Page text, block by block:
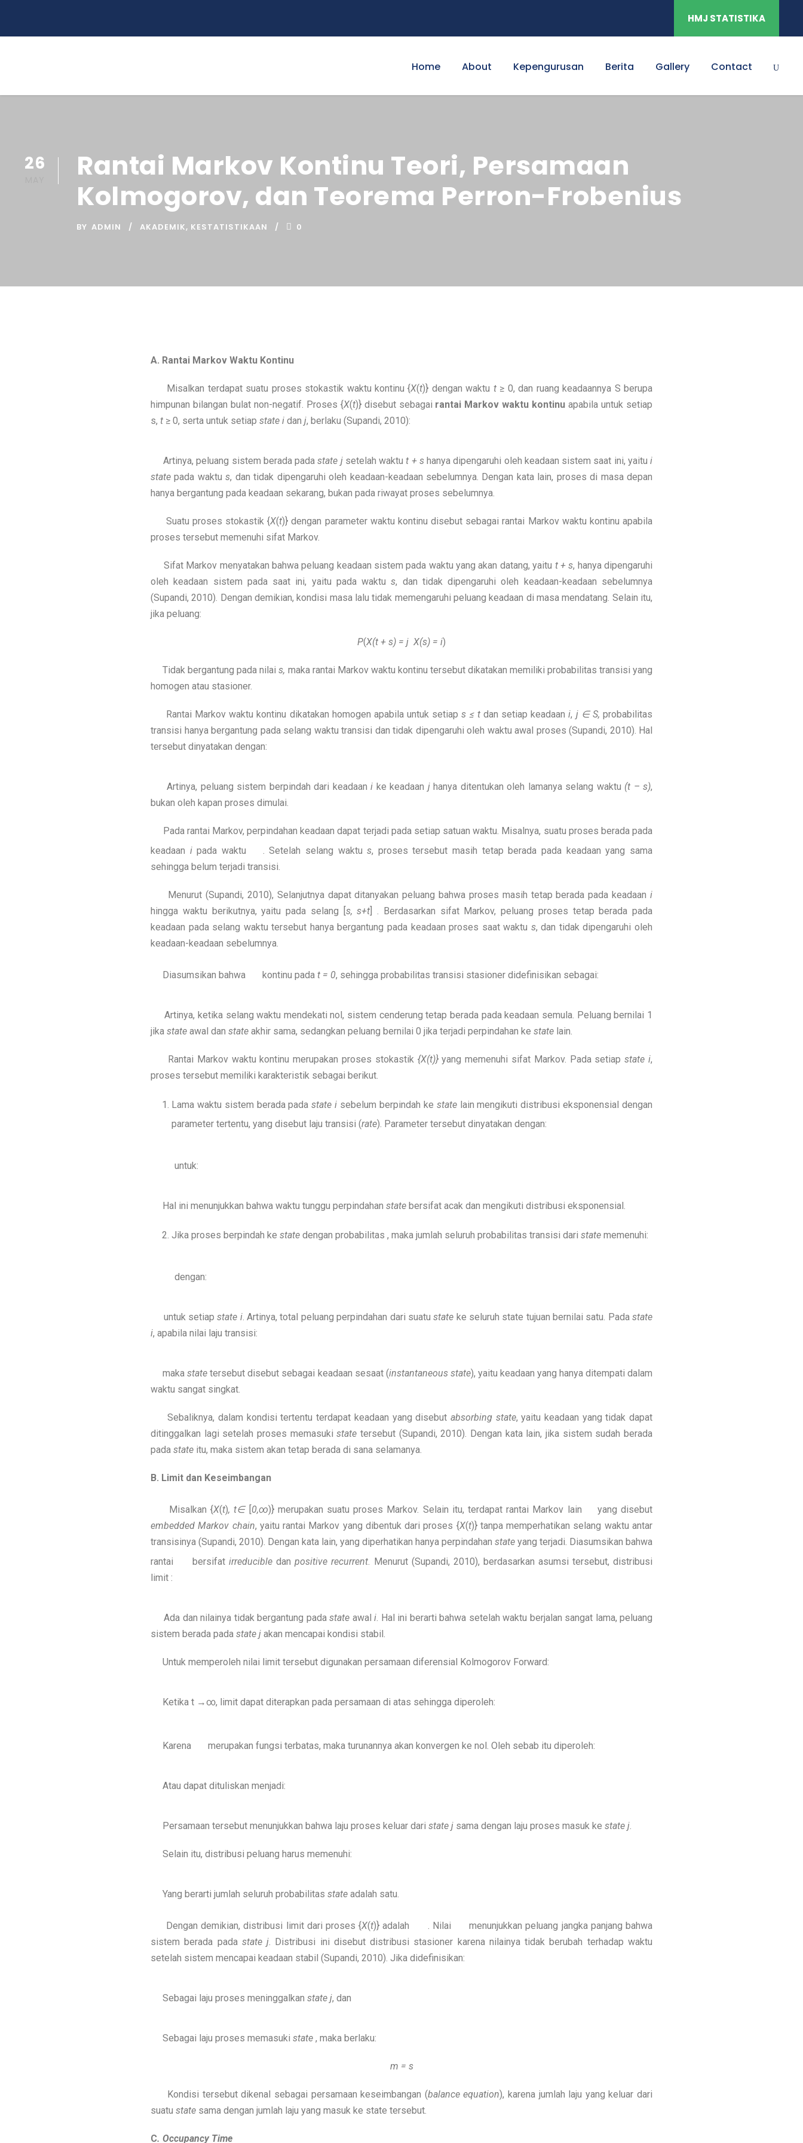
HMJ STATISTIKA
Home About Kepengurusan Berita Gallery Contact
26
Rantai Markov Kontinu Teori, Persamaan
Kolmogorov, dan Teorema Perron-Frobenius
BY ADMIN AKADEMIK, KESTATISTIKAAN 0
A. Rantai Markov Waktu Kontinu
Misalkan terdapat suatu proses stokastik waktu kontinu {X(t)} dengan waktu t≥ 0, dan ruang keadaannya S berupa
himpunan bilangan bulat non-negatif. Proses {X(t)} disebut sebagai rantai Markov waktu kontinu apabila untuk setiap
s, t ≥ 0, serta untuk setiap state i dan j, berlaku (Supandi, 2010):
Artinya, peluang sistem berada padastate jsetelah waktut + shanya dipengaruhi oleh keadaan sistem saat ini, yaitui
state pada waktus, dan tidak dipengaruhi oleh keadaan-keadaan sebelumnya. Dengan kata lain, proses di masa depan
hanya bergantung pada keadaan sekarang, bukan pada riwayat proses sebelumnya.
Suatu proses stokastik {X(t)} dengan parameter waktu kontinu disebut sebagai rantai Markov waktu kontinu apabila
proses tersebut memenuhi sifat Markov.
Sifat Markov menyatakan bahwa peluang keadaan sistem pada waktu yang akan datang, yaitu t + s, hanya dipengaruhi
oleh keadaan sistem pada saat ini, yaitu pada waktus, dan tidak dipengaruhi oleh keadaan-keadaan sebelumnya
(Supandi, 2010). Dengan demikian, kondisi masa lalu tidak memengaruhi peluang keadaan di masa mendatang. Selain itu,
jika peluang:
P(X(t + s) = j X(s) = i)
Tidak bergantung pada nilais, maka rantai Markov waktu kontinu tersebut dikatakan memiliki probabilitas transisi yang
homogen atau stasioner.
Rantai Markov waktu kontinu dikatakan homogen apabila untuk setiaps ≤ tdan setiap keadaani, j ∈ S,probabilitas
transisi hanya bergantung pada selang waktu transisi dan tidak dipengaruhi oleh waktu awal proses (Supandi, 2010). Hal
tersebut dinyatakan dengan:
Artinya, peluang sistem berpindah dari keadaani ke keadaan jhanya ditentukan oleh lamanya selang waktu (t – s),
bukan oleh kapan proses dimulai.
Pada rantai Markov, perpindahan keadaan dapat terjadi pada setiap satuan waktu. Misalnya, suatu proses berada pada
keadaan ipada waktu . Setelah selang waktus, proses tersebut masih tetap berada pada keadaan yang sama
sehingga belum terjadi transisi.
Menurut (Supandi, 2010), Selanjutnya dapat ditanyakan peluang bahwa proses masih tetap berada pada keadaan i
hingga waktu berikutnya, yaitu pada selang [ s, s+t ] . Berdasarkan sifat Markov, peluang proses tetap berada pada
keadaan pada selang waktu tersebut hanya bergantung pada keadaan proses saat waktu s, dan tidak dipengaruhi oleh
keadaan-keadaan sebelumnya.
Diasumsikan bahwa kontinu pada t = 0, sehingga probabilitas transisi stasioner didefinisikan sebagai:
Artinya, ketika selang waktu mendekati nol, sistem cenderung tetap berada pada keadaan semula. Peluang bernilai 1
jika state awal dan state akhir sama, sedangkan peluang bernilai 0 jika terjadi perpindahan ke state lain.
Rantai Markov waktu kontinu merupakan proses stokastik {X(t)}yang memenuhi sifat Markov. Pada setiapstate i,
proses tersebut memiliki karakteristik sebagai berikut.
Lama waktu sistem berada padastate i sebelum berpindah ke statelain mengikuti distribusi eksponensial dengan
parameter tertentu, yang disebut laju transisi (rate). Parameter tersebut dinyatakan dengan:
untuk:
Hal ini menunjukkan bahwa waktu tunggu perpindahan state bersifat acak dan mengikuti distribusi eksponensial.
Jika proses berpindah ke state dengan probabilitas , maka jumlah seluruh probabilitas transisi dari state memenuhi:
dengan:
untuk setiapstate i. Artinya, total peluang perpindahan dari suatustate ke seluruh state tujuan bernilai satu. Padastate
i, apabila nilai laju transisi:
maka state tersebut disebut sebagai keadaan sesaat (instantaneous state), yaitu keadaan yang hanya ditempati dalam
waktu sangat singkat.
Sebaliknya, dalam kondisi tertentu terdapat keadaan yang disebut absorbing state, yaitu keadaan yang tidak dapat
ditinggalkan lagi setelah proses memasukistate tersebut (Supandi, 2010). Dengan kata lain, jika sistem sudah berada
pada state itu, maka sistem akan tetap berada di sana selamanya.
B. Limit dan Keseimbangan
Misalkan {X(t), t∈[ 0,∞)} merupakan suatu proses Markov. Selain itu, terdapat rantai Markov lain
yang disebut
embedded Markov chain, yaitu rantai Markov yang dibentuk dari proses {X(t)} tanpa memperhatikan selang waktu antar
transisinya (Supandi, 2010). Dengan kata lain, yang diperhatikan hanya perpindahan state yang terjadi. Diasumsikan bahwa
rantai
bersifatirreducible danpositive recurrent. Menurut (Supandi, 2010), berdasarkan asumsi tersebut, distribusi
limit :
Ada dan nilainya tidak bergantung padastate awali. Hal ini berarti bahwa setelah waktu berjalan sangat lama, peluang
sistem berada pada state j akan mencapai kondisi stabil.
Untuk memperoleh nilai limit tersebut digunakan persamaan diferensial Kolmogorov Forward:
Ketika t →∞, limit dapat diterapkan pada persamaan di atas sehingga diperoleh:
Karena merupakan fungsi terbatas, maka turunannya akan konvergen ke nol. Oleh sebab itu diperoleh:
Atau dapat dituliskan menjadi:
Persamaan tersebut menunjukkan bahwa laju proses keluar dari state j sama dengan laju proses masuk ke state j.
Selain itu, distribusi peluang harus memenuhi:
Yang berarti jumlah seluruh probabilitas state adalah satu.
Dengan demikian, distribusi limit dari proses {X(t)} adalah . Nilai
menunjukkan peluang jangka panjang bahwa
sistem berada padastate j. Distribusi ini disebut distribusi stasioner karena nilainya tidak berubah terhadap waktu
setelah sistem mencapai keadaan stabil (Supandi, 2010). Jika didefinisikan:
Sebagai laju proses meninggalkan state j, dan
Sebagai laju proses memasuki state , maka berlaku:
m = s
Kondisi tersebut dikenal sebagai persamaan keseimbangan (balance equation), karena jumlah laju yang keluar dari
suatu state sama dengan jumlah laju yang masuk ke state tersebut.
C. Occupancy Time